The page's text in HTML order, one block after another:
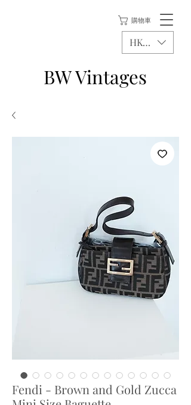
購物車
BW Vintages
HKD (HK$)
Fendi - Brown and Gold Zucca